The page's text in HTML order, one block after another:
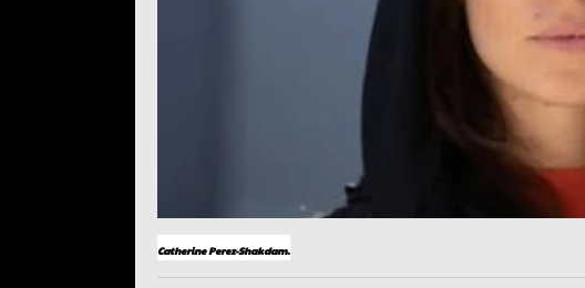
Catherine Perez-Shakdam.